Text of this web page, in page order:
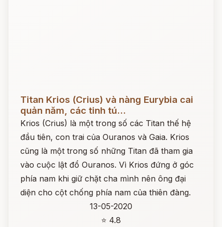
Titan Krios (Crius) và nàng Eurybia cai
quản năm, các tinh tú...
Krios (Crius) là một trong số các Titan thế hệ
đầu tiên, con trai của Ouranos và Gaia. Krios
cũng là một trong số những Titan đã tham gia
vào cuộc lật đổ Ouranos. Vì Krios đứng ở góc
phía nam khi giữ chặt cha mình nên ông đại
diện cho cột chống phía nam của thiên đàng.
13-05-2020
⭐ 4.8